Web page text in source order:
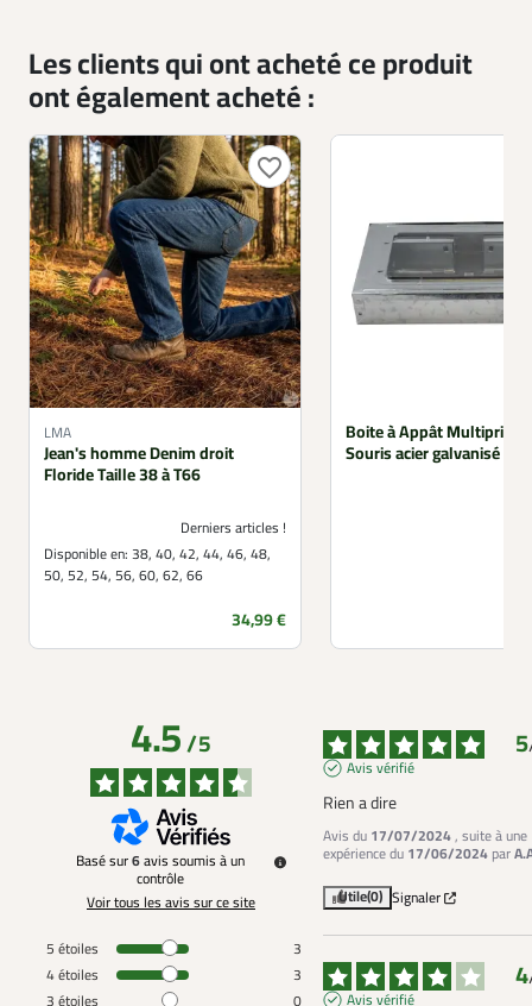
Les clients qui ont acheté ce produit
ont également acheté :
favorite_border
LMA
Jean's homme Denim droit
Floride Taille 38 à T66
Derniers articles !
Disponible en: 38, 40, 42, 44, 46, 48,
50, 52, 54, 56, 60, 62, 66
Prix
34,99 €
Boite à Appât Multiprise
Souris acier galvanisé
4.5/5
Basé sur6avis soumis à un
contrôle
Voir tous les avis sur ce site
5 étoiles
3
4étoiles
3
3 étoiles 0
5
Avis vérifié
Rien a dire
Avis du 17/07/2024, suite à une
expérience du 17/06/2024 par
Utile(0) Signaler
4
Avis vérifié